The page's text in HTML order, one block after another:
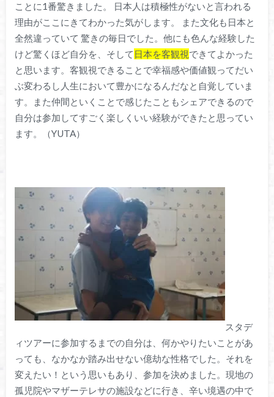
ことに1番驚きました。 日本人は積極性がないと言われる
理由がここにきてわかった気がします。 また文化も日本と
全然違っていて 驚きの毎日でした。他にも色んな経験した
けど驚くほど自分を、そして 日本を客観視できてよかった
と思います。客観視できることで幸福感や価値観ってだい
ぶ変わるし人生において豊かになるんだなと自覚していま
す。また仲間といくことで感じたこともシェアできるので
自分は参加してすごく楽しくいい経験ができたと思ってい
ます。（YUTA）
スタデ
ィツアーに参加するまでの自分は、何かやりたいことがあ
っても、なかなか踏み出せない億劫な性格でした。それを
変えたい！という思いもあり、参加を決めました。現地の
孤児院やマザーテレサの施設などに行き、辛い境遇の中で